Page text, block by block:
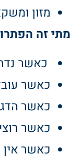
מזון
מתי זה
כאשר
כאשר
כאשר
כאשר
כאשר אין